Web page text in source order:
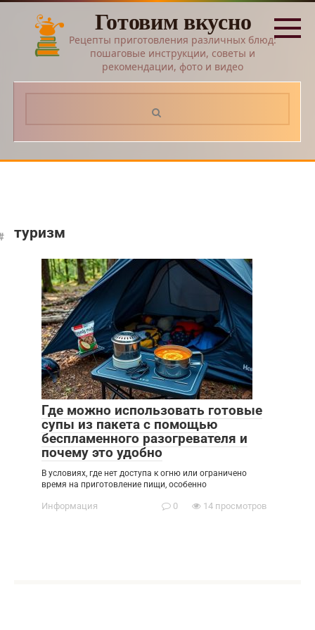
Перейти
контенту
Готовим вкусно
Рецепты приготовления различных блюд:
пошаговые инструкции, советы и
рекомендации, фото и видео
туризм
Где можно использовать готовые
супы из пакета с помощью
беспламенного разогревателя и
почему это удобно
В условиях, где нет доступа к огню или ограничено
время на приготовление пищи, особенно
Информация 0 14 просмотров